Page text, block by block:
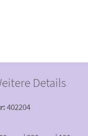
Details
402204